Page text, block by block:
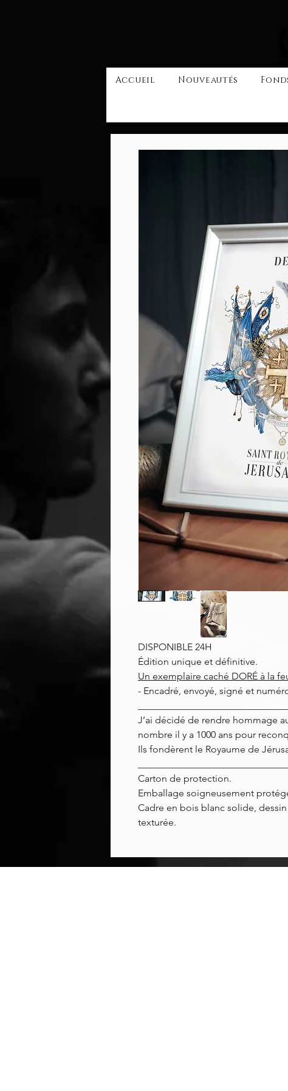
Accueil Nouveautés
DISPONIBLE 24H
Édition unique et définitive.
Un exemplaire caché DORÉ à la
- Encadré, envoyé, signé et
J’ai décidé de rendre hommage
nombre il y a 1000 ans pour
Ils fondèrent le Royaume de
Carton de protection.
Emballage soigneusement
Cadre en bois blanc solide,
texturée.